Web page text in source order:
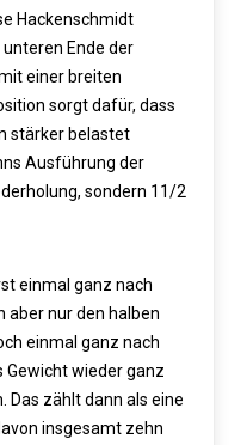
Hackenschmidt
Ende der
einer breiten
sorgt dafür, dass
stärker belastet
Ausführung der
sondern 11/2
einmal ganz nach
aber nur den halben
einmal ganz nach
Gewicht wieder ganz
Das zählt dann als eine
insgesamt zehn